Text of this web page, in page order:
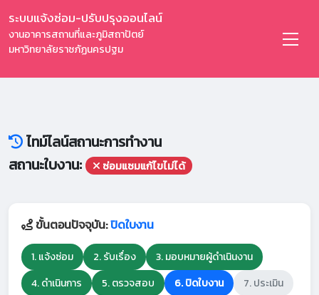
ระบบแจ้งซ่อม-ปรับปรุงออนไลน์
งานอาคารสถานที่และภูมิสถาปัตย์
มหาวิทยาลัยราชภัฏนครปฐม
ไทม์ไลน์สถานะการทำงาน
สถานะใบงาน:
ซ่อมแซมแก้ไขไม่ได้
ขั้นตอนปัจจุบัน:ปิดใบงาน
1. แจ้งซ่อม 2. รับเรื่อง
3. มอบหมายผู้ดำเนินงาน
4. ดำเนินการ
5. ตรวจสอบ 6. ปิดใบงาน 7. ประเมิน